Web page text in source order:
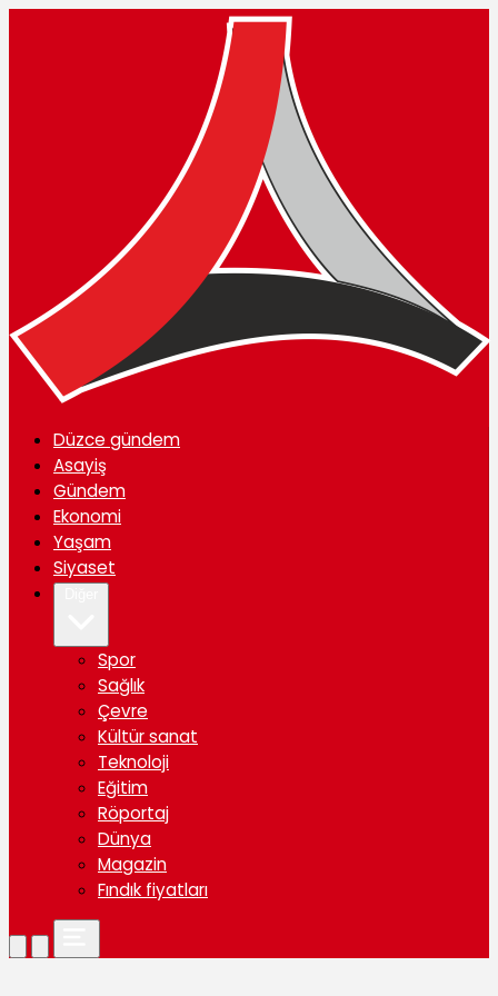
Düzce gündem
Asayiş
Gündem
Ekonomi
Yaşam
Siyaset
Spor
Sağlık
Çevre
Kültür sanat
Teknoloji
Eğitim
Röportaj
Dünya
Magazin
Fındık fiyatları